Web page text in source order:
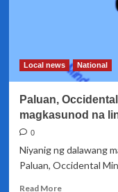
Local news National
Paluan,
magkasunod na
0
Niyanig ng dalawang
Paluan, Occidental
Read MoreRead